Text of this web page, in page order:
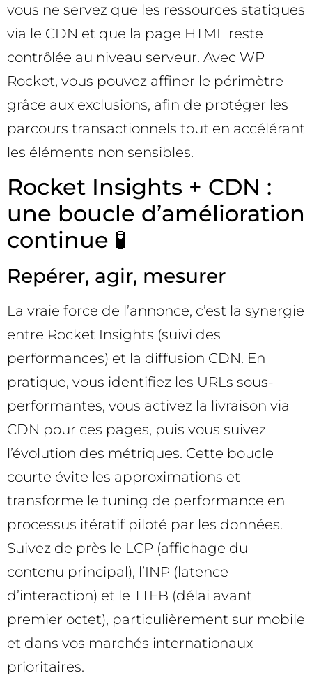
vous ne servez que les ressources statiques
via le CDN et que la page HTML reste
contrôlée au niveau serveur. Avec WP
Rocket, vous pouvez affiner le périmètre
grâce aux exclusions, afin de protéger les
parcours transactionnels tout en accélérant
les éléments non sensibles.
Rocket Insights + CDN :
une boucle d’amélioration
continue 🧪
Repérer, agir, mesurer
La vraie force de l’annonce, c’est la synergie
entre Rocket Insights (suivi des
performances) et la diffusion CDN. En
pratique, vous identifiez les URLs sous-
performantes, vous activez la livraison via
CDN pour ces pages, puis vous suivez
l’évolution des métriques. Cette boucle
courte évite les approximations et
transforme le tuning de performance en
processus itératif piloté par les données.
Suivez de près le LCP (affichage du
contenu principal), l’INP (latence
d’interaction) et le TTFB (délai avant
premier octet), particulièrement sur mobile
et dans vos marchés internationaux
prioritaires.